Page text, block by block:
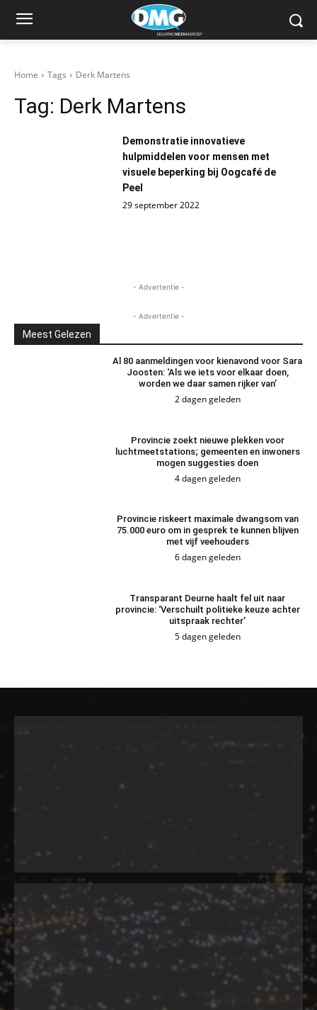
Home Tags Derk Martens
Tag: Derk Martens
Demonstratie innovatieve
hulpmiddelen voor mensen met
visuele beperking bij Oogcafé de
Peel
29 september 2022
- Advertentie -
- Advertentie -
Meest Gelezen
Al 80 aanmeldingen voor kienavond voor Sara
Joosten: ‘Als we iets voor elkaar doen,
worden we daar samen rijker van’
2 dagen geleden
Provincie zoekt nieuwe plekken voor
luchtmeetstations; gemeenten en inwoners
mogen suggesties doen
4 dagen geleden
Provincie riskeert maximale dwangsom van
75.000 euro om in gesprek te kunnen blijven
met vijf veehouders
6 dagen geleden
Transparant Deurne haalt fel uit naar
provincie: ‘Verschuilt politieke keuze achter
uitspraak rechter’
5 dagen geleden